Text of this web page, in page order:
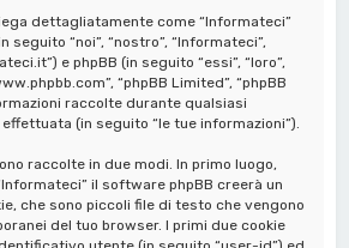
dettagliatamente come “Informateci”
seguito “noi”, “nostro”, “Informateci”,
e phpBB (in seguito “essi”, “loro”,
“phpBB Limited”, “phpBB
raccolte durante qualsiasi
(in seguito “le tue informazioni”).
raccolte in due modi. In primo luogo,
il software phpBB creerà un
che sono piccoli file di testo che vengono
del tuo browser. I primi due cookie